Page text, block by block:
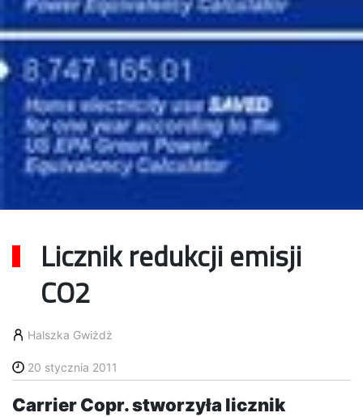
Licznik redukcji emisji
CO2
Halszka Gwiżdż
20 stycznia 2011
Carrier Copr. stworzyła licznik